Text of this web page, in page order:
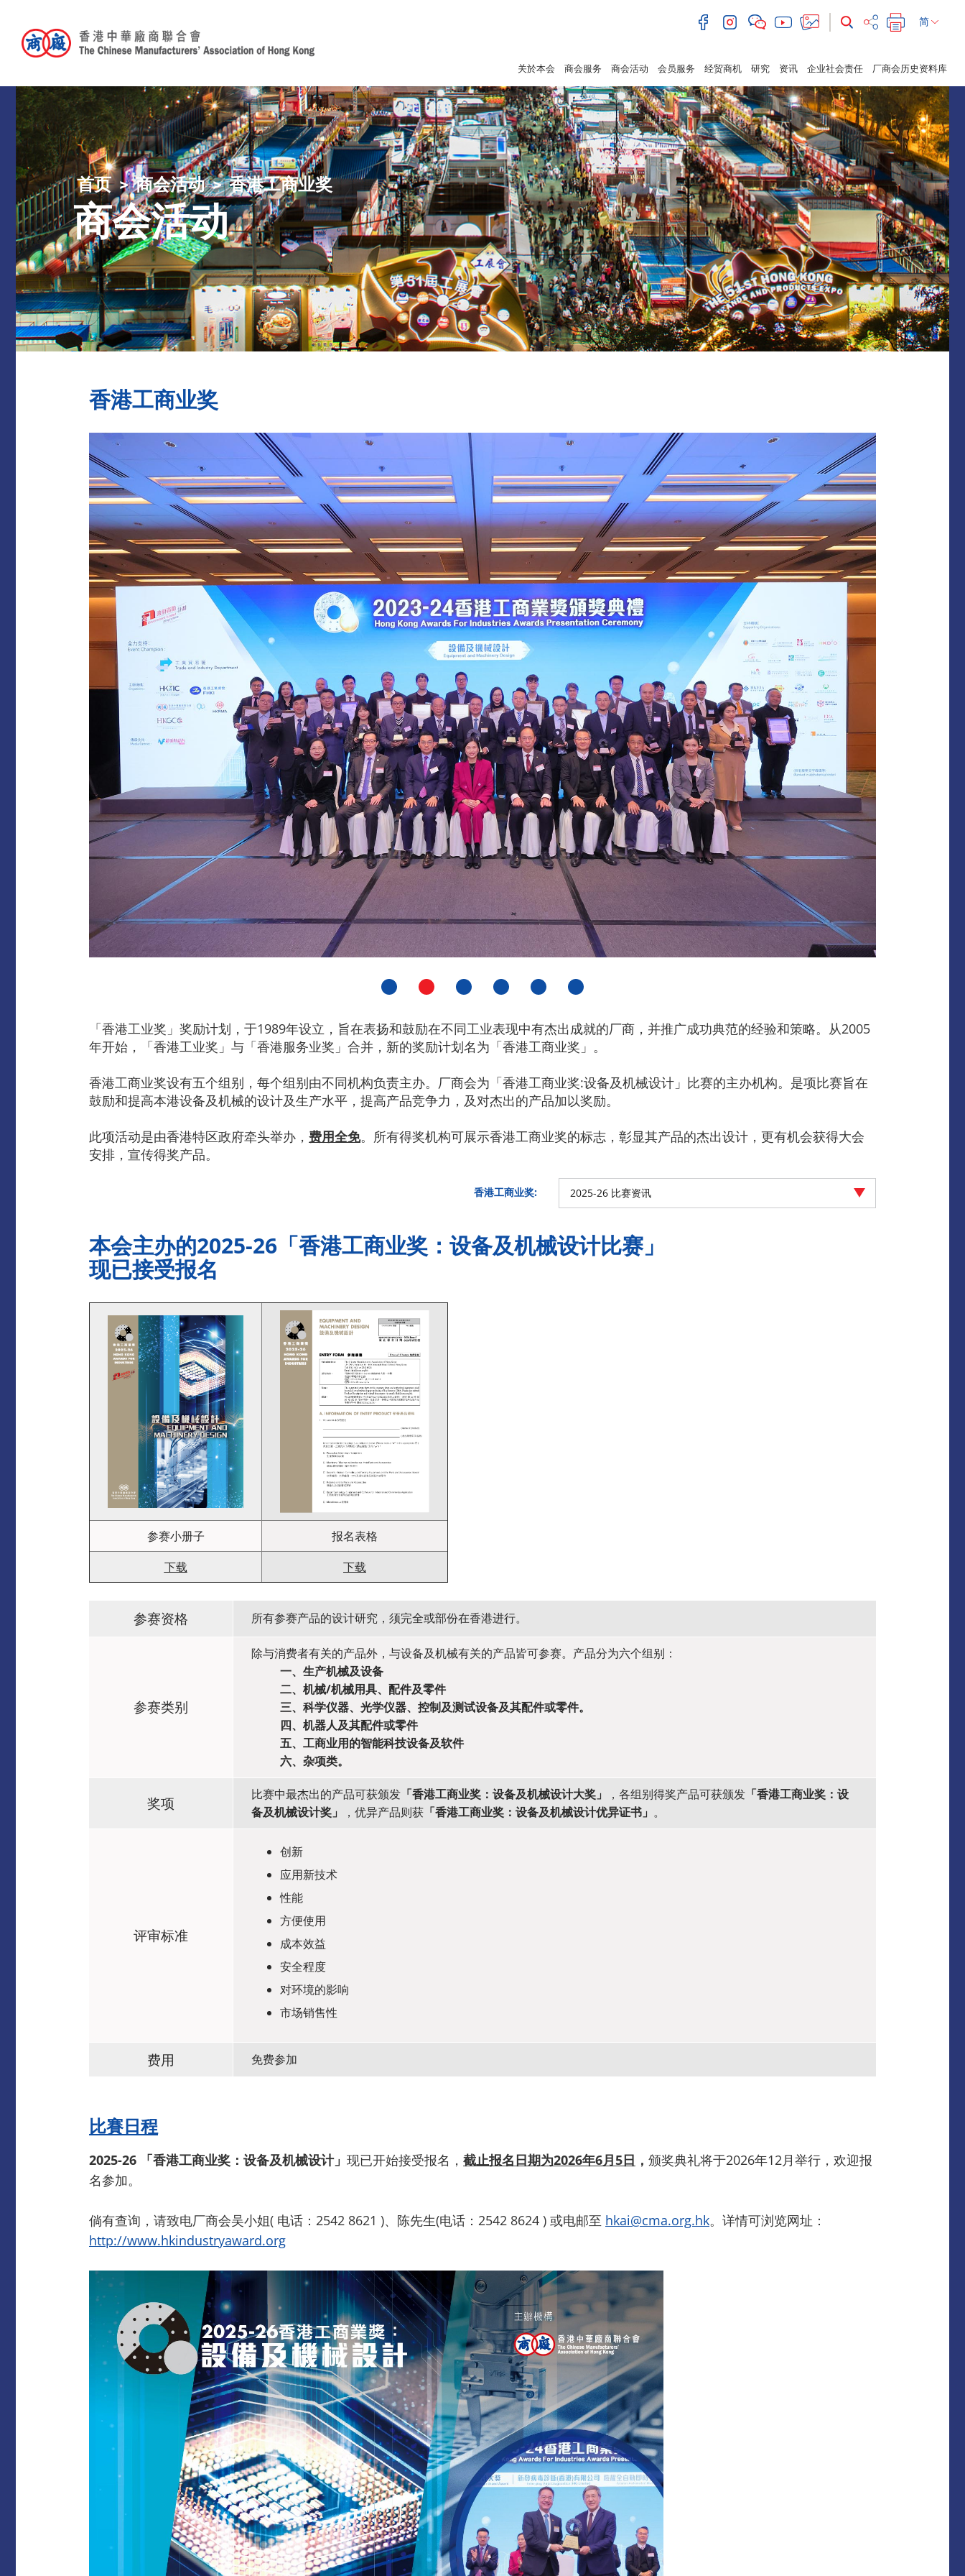
简
关於本会 商会服务 商会活动 会员服务 经贸商机 研究 资讯 企业社会责任 厂商会历史资料库
首页 商会活动 香港工商业奖
商会活动
香港工商业奖
「香港工业奖」奖励计划，于1989年设立，旨在表扬和鼓励在不同工业表现中有杰出成就的厂商，并推广成功典范的经验和策略。从2005
年开始，「香港工业奖」与「香港服务业奖」合并，新的奖励计划名为「香港工商业奖」。
香港工商业奖设有五个组别，每个组别由不同机构负责主办。厂商会为「香港工商业奖:设备及机械设计」比赛的主办机构。是项比赛旨在
鼓励和提高本港设备及机械的设计及生产水平，提高产品竞争力，及对杰出的产品加以奖励。
此项活动是由香港特区政府牵头举办， 费用全免。所有得奖机构可展示香港工商业奖的标志，彰显其产品的杰出设计，更有机会获得大会
安排，宣传得奖产品。
香港工商业奖: 2025-26 比赛资讯
本会主办的2025-26 「香港工商业奖：设备及机械设计比赛」
现已接受报名
参赛小册子
报名表格
下载
下载
参赛资格 所有参赛产品的设计研究，须完全或部份在香港进行。
参赛类别
除与消费者有关的产品外，与设备及机械有关的产品皆可参赛。产品分为六个组别：
一、生产机械及设备
二、机械/机械用具、配件及零件
三、科学仪器、光学仪器、控制及测试设备及其配件或零件。
四、机器人及其配件或零件
五、工商业用的智能科技设备及软件
六、杂项类。
奖项 比赛中最杰出的产品可获颁发 「香港工商业奖：设备及机械设计大奖」 ，各组别得奖产品可获颁发 「香港工商业奖：设
备及机械设计奖」
，优异产品则获 「香港工商业奖：设备及机械设计优异证书」 。
评审标准
创新
应用新技术
性能
方便使用
成本效益
安全程度
对环境的影响
市场销售性
费用 免费参加
比賽日程
2025-26 「香港工商业奖：设备及机械设计」 现已开始接受报名， 截止报名日期为2026年6月5日 ， 颁奖典礼将于2026年12月举行，欢迎报
名参加。
倘有查询，请致电厂商会吴小姐( 电话：2542 8621 )、陈先生(电话：2542 8624 ) 或电邮至 hkai@cma.org.hk。详情可浏览网址：
http://www.hkindustryaward.org